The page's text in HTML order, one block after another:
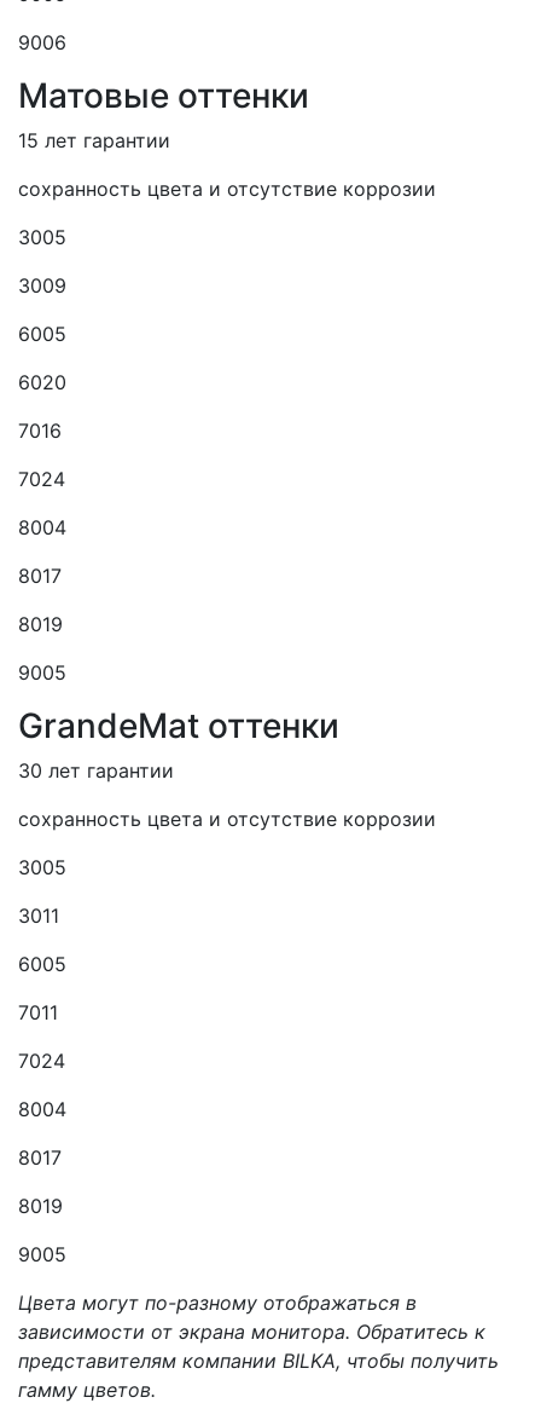
9006
Матовые оттенки
15 лет гарантии
сохранность цвета и отсутствие коррозии
3005
3009
6005
6020
7016
7024
8004
8017
8019
9005
GrandeMat оттенки
30 лет гарантии
сохранность цвета и отсутствие коррозии
3005
3011
6005
7011
7024
8004
8017
8019
9005
Цвета могут по-разному отображаться в
зависимости от экрана монитора. Обратитесь к
представителям компании BILKA, чтобы получить
гамму цветов.